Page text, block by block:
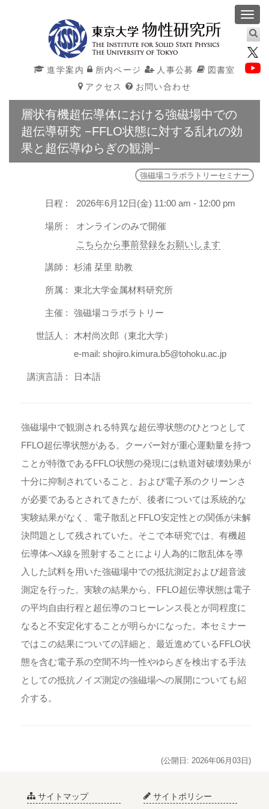
進学案内 所内ページ 人事公募
図書室
アクセス
お問い合わせ
層状有機超伝導体における強磁場中での
超伝導研究 −FFLO状態に対する乱れの効
果と超伝導ゆらぎの観測−
強磁場コラボラトリーセミナー
日程 : 2026年6月12日(金) 11:00 am - 12:00 pm
場所 :
オンラインのみで開催
こちらから事前登録をお願いします
講師 : 杉浦 栞里 助教
所属 : 東北大学金属材料研究所
主催 : 強磁場コラボラトリー
世話人 :
木村尚次郎（東北大学）
e-mail: shojiro.kimura.b5@tohoku.ac.jp
講演言語 : 日本語
強磁場中で観測される特異な超伝導状態のひとつとして
FFLO超伝導状態がある。クーパー対が重心運動量を持つ
ことが特徴であるFFLO状態の発現には軌道対破壊効果が
十分に抑制されていること、および電子系のクリーンさ
が必要であるとされてきたが、後者については系統的な
実験結果がなく、電子散乱とFFLO安定性との関係が未解
決問題として残されていた。そこで本研究では、有機超
伝導体へX線を照射することにより人為的に散乱体を導
入した試料を用いた強磁場中での抵抗測定および超音波
測定を行った。実験の結果から、FFLO超伝導状態は電子
の平均自由行程と超伝導のコヒーレンス長とが同程度に
なると不安定化することが明らかになった。本セミナー
ではこの結果についての詳細と、最近進めているFFLO状
態を含む電子系の空間不均一性やゆらぎを検出する手法
としての抵抗ノイズ測定の強磁場への展開についても紹
介する。
(公開日: 2026年06月03日)
サイトマップ サイトポリシー